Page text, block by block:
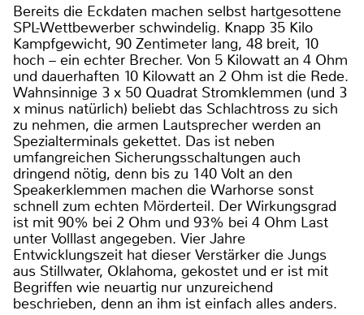
Bereits die Eckdaten machen selbst hartgesottene
SPL-Wettbewerber schwindelig. Knapp 35 Kilo
Kampfgewicht, 90 Zentimeter lang, 48 breit, 10
hoch – ein echter Brecher. Von 5 Kilowatt an 4 Ohm
und dauerhaften 10 Kilowatt an 2 Ohm ist die Rede.
Wahnsinnige 3 x 50 Quadrat Stromklemmen (und 3
x minus natürlich) beliebt das Schlachtross zu sich
zu nehmen, die armen Lautsprecher werden an
Spezialterminals gekettet. Das ist neben
umfangreichen Sicherungsschaltungen auch
dringend nötig, denn bis zu 140 Volt an den
Speakerklemmen machen die Warhorse sonst
schnell zum echten Mörderteil. Der Wirkungsgrad
ist mit 90% bei 2 Ohm und 93% bei 4 Ohm Last
unter Volllast angegeben. Vier Jahre
Entwicklungszeit hat dieser Verstärker die Jungs
aus Stillwater, Oklahoma, gekostet und er ist mit
Begriffen wie neuartig nur unzureichend
beschrieben, denn an ihm ist einfach alles anders.